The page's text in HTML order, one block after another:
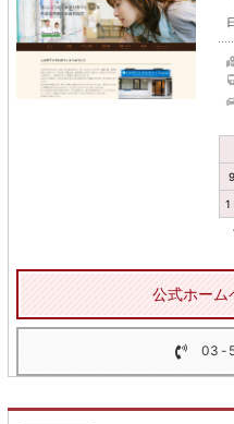
公式ホーム
03-